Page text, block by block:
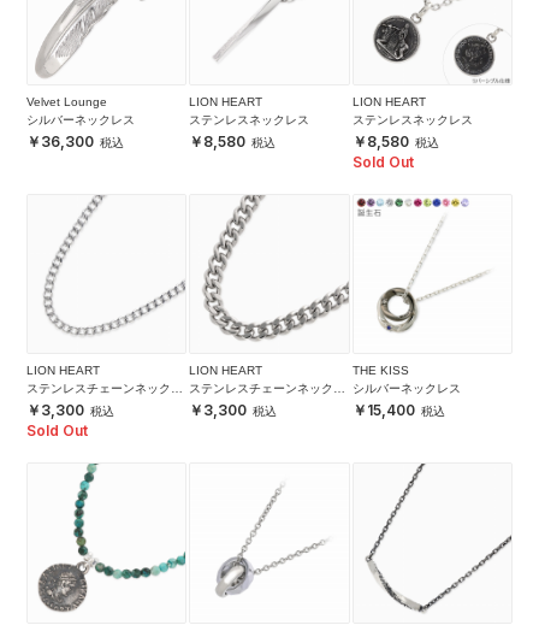
Velvet Lounge
シルバーネックレス
36,300
LION HEART
ステンレスネックレス
8,580
LION HEART
ステンレスネックレス
8,580
Sold Out
LION HEART
ステンレスチェーンネックレ
ス 3,300
Sold Out
LION HEART
ステンレスチェーンネックレ
ス 3,300
THE KISS
シルバーネックレス
15,400